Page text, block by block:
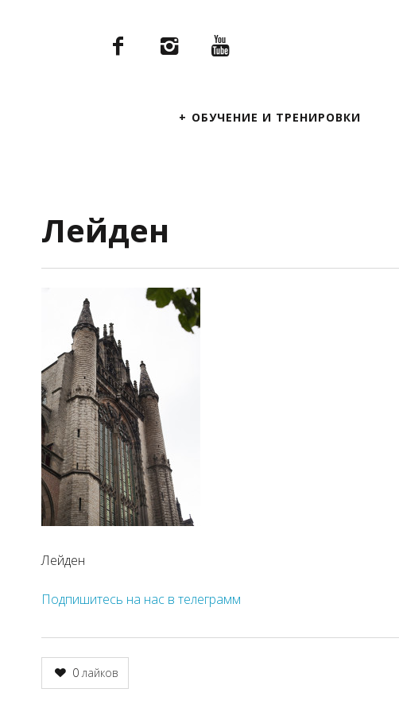
ОБУЧЕНИЕ И ТРЕНИРОВКИ
Лейден
Лейден
Подпишитесь на нас в телеграмм
0лайков